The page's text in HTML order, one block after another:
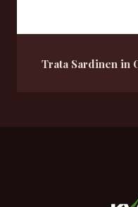
Trata Sardinen in